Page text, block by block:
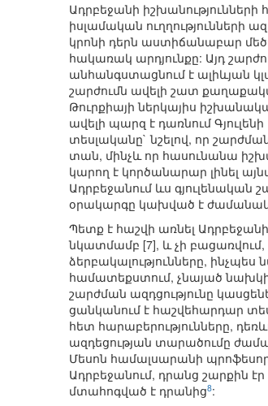
Ադրբեջանի
իսլամական ուղղությունների
կրոնի դերն աստիճանաբար
հակառակ արդյունքը: Այդ
անհանգստացնում է ալիևյան
շարժումն ավելի շատ
Թուրքիայի ներկայիս
ավելի պարզ է դառնում
տեսլականը` նշելով, որ
տան, մինչև որ հասունանա
կարող է կործանարար լինել
Ադրբեջանում ևս գյուլենական
օրակարգը կախված է ժամանակի
Պետք է հաշվի առնել
նկատմամբ [7], և չի
ձերբակալությունները,
համատեքստում, չնայած
շարժման ազդցությունը
ցանկանում է հաշվեհարդար
հետ հարաբերությունները,
ազդեցության տարածումը
Մեսոն համալսարանի պրոֆեսոր
Ադրբեջանում, դրանց շարքին
մտահոգված է դրանից8: